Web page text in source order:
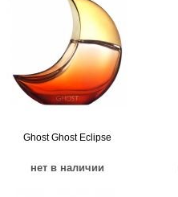
Ghost Ghost Eclipse
нет в наличии